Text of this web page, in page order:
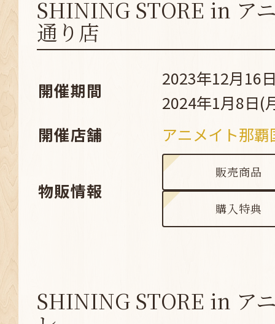
SHINING STORE in ア
通り店
開催期間
2023年12月16
2024年1月8日(
開催店舗
アニメイト那
物販情報
販売商品
購入特典
SHINING STORE in ア